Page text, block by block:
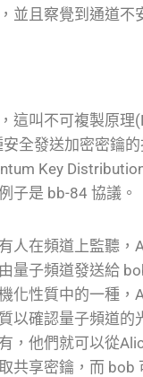
並且察覺到通道不
這叫不可複製原理
全發送加密密鑰
Key
子是 bb-84 協議。
人在頻道上監聽，
量子頻道發送給
化性質中的一種，
以確認量子頻道的
，他們就可以從
共享密鑰，而 bob